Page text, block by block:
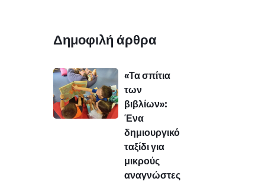
Δημοφιλή άρθρα
«Τα σπίτια
των
βιβλίων»:
Ένα
δημιουργικό
ταξίδι για
μικρούς
αναγνώστες